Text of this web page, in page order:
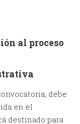
al proceso
debe
en el
destinado para